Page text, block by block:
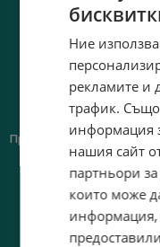
Предлагаме различни
на плащане,
възможност за
Ние
рекламите и
трафик.
информация
нашия сайт
партньори
които може
информация,